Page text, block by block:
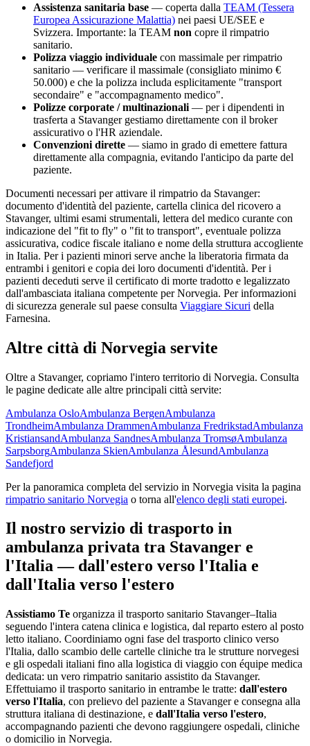
Assistenza sanitaria base — coperta dalla TEAM (Tessera
Europea Assicurazione Malattia) nei paesi UE/SEE e
Svizzera. Importante: la TEAM non copre il rimpatrio
sanitario.
Polizza viaggio individuale con massimale per rimpatrio
sanitario — verificare il massimale (consigliato minimo €
50.000) e che la polizza includa esplicitamente "transport
secondaire" e "accompagnamento medico".
Polizze corporate / multinazionali — per i dipendenti in
trasferta a Stavangergestiamo direttamente con il broker
assicurativo o l'HR aziendale.
Convenzioni dirette — siamo in grado di emettere fattura
direttamente alla compagnia, evitando l'anticipo da parte del
paziente.
Documenti necessari per attivare il rimpatrio da Stavanger:
documento d'identità del paziente, cartella clinica del ricovero a
Stavanger, ultimi esami strumentali, lettera del medico curante con
indicazione del "fit to fly" o "fit to transport", eventuale polizza
assicurativa, codice fiscale italiano e nome della struttura accogliente
in Italia. Per i pazienti minori serve anche la liberatoria firmata da
entrambi i genitori e copia dei loro documenti d'identità. Per i
pazienti deceduti serve il certificato di morte tradotto e legalizzato
dall'ambasciata italiana competente perNorvegia. Per informazioni
di sicurezza generale sul paese consulta Viaggiare Sicuri della
Farnesina.
Altre città di Norvegia servite
Oltre a Stavanger, copriamo l'intero territorio di Norvegia. Consulta
le pagine dedicate alle altre principali città servite:
Ambulanza OsloAmbulanza BergenAmbulanza
TrondheimAmbulanza DrammenAmbulanza FredrikstadAmbulanza
KristiansandAmbulanza SandnesAmbulanza TromsøAmbulanza
SarpsborgAmbulanza SkienAmbulanza ÅlesundAmbulanza
Sandefjord
Per la panoramica completa del servizio in Norvegia visita la pagina
rimpatrio sanitario Norvegia o torna all'elenco degli stati europei.
Il nostro servizio di trasporto in
ambulanza privata tra Stavanger e
l'Italia — dall'estero verso l'Italia e
dall'Italia verso l'estero
Assistiamo Te organizza il trasporto sanitario Stavanger–Italia
seguendo l'intera catena clinica e logistica, dal reparto estero al posto
letto italiano. Coordiniamo ogni fase del trasporto clinico verso
l'Italia, dallo scambio delle cartelle cliniche tra le strutture norvegesi
e gli ospedali italiani fino alla logistica di viaggio con équipe medica
dedicata: un vero rimpatrio sanitario assistito da Stavanger.
Effettuiamo il trasporto sanitario in entrambe le tratte: dall'estero
verso l'Italia, con prelievo del paziente a Stavangere consegna alla
struttura italiana di destinazione, e dall'Italia verso l'estero,
accompagnando pazienti che devono raggiungere ospedali, cliniche
o domicilio in Norvegia.